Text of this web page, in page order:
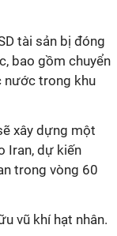
tài sản bị đóng
bao gồm chuyển
nước trong khu
xây dựng một
Iran, dự kiến
trong vòng 60
vũ khí hạt nhân.